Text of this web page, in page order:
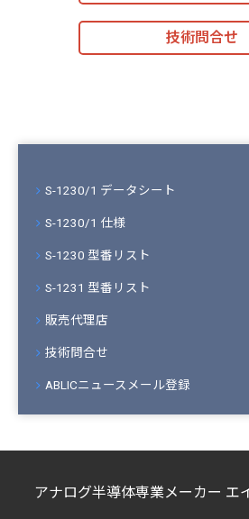
技術問合せ
S-1230/1 データシート
S-1230/1 仕様
S-1230 型番リスト
S-1231 型番リスト
販売代理店
技術問合せ
ABLICニュースメール登録
アナログ半導体専業メーカー エ